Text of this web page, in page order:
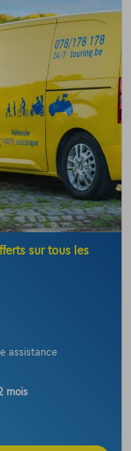
sur tous les
assistance
mois